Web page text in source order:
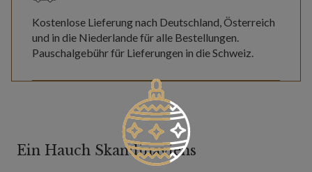
Kostenlose Lieferung nach Deutschland, Österreich
und in die Niederlande für alle Bestellungen.
Pauschalgebühr für Lieferungen in die Schweiz.
Ein Hauch Skandinaviens